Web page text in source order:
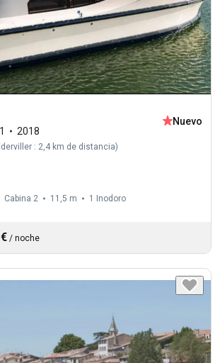
1
2018
: 2,4 km de distancia)
Nuevo
Cabina 2 11,5 m 1 Inodoro
/ noche